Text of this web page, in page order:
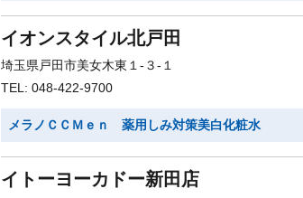
イオンスタイル北戸田
埼玉県戸田市美女木東１-３-１
TEL: 048-422-9700
メラノＣＣＭｅｎ 薬用しみ対策美白化粧水
イトーヨーカドー新田店